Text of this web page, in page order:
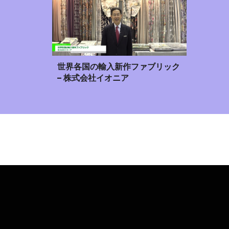
世界各国の輸入新作ファブリック
– 株式会社イオニア